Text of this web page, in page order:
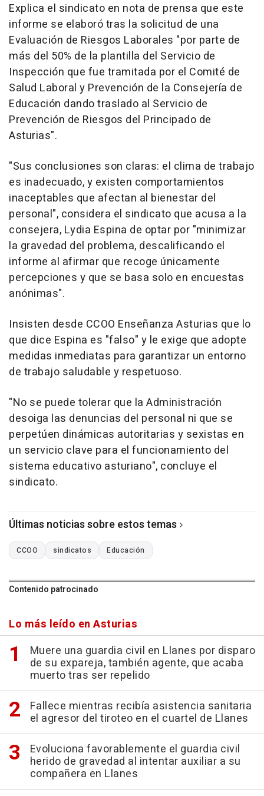
Explica el sindicato en nota de prensa que este
informe se elaboró tras la solicitud de una
Evaluación de Riesgos Laborales "por parte de
más del 50% de la plantilla del Servicio de
Inspección que fue tramitada por el Comité de
Salud Laboral y Prevención de la Consejería de
Educación dando traslado al Servicio de
Prevención de Riesgos del Principado de
Asturias".
"Sus conclusiones son claras: el clima de trabajo
es inadecuado, y existen comportamientos
inaceptables que afectan al bienestar del
personal", considera el sindicato que acusa a la
consejera, Lydia Espina de optar por "minimizar
la gravedad del problema, descalificando el
informe al afirmar que recoge únicamente
percepciones y que se basa solo en encuestas
anónimas".
Insisten desde CCOO Enseñanza Asturias que lo
que dice Espina es "falso" y le exige que adopte
medidas inmediatas para garantizar un entorno
de trabajo saludable y respetuoso.
"No se puede tolerar que la Administración
desoiga las denuncias del personal ni que se
perpetúen dinámicas autoritarias y sexistas en
un servicio clave para el funcionamiento del
sistema educativo asturiano", concluye el
sindicato.
Últimas noticias sobre estos temas
CCOO sindicatos Educación
Contenido patrocinado
Lo más leído en Asturias
Muere una guardia civil en Llanes por disparo
de su expareja, también agente, que acaba
muerto tras ser repelido
Fallece mientras recibía asistencia sanitaria
el agresor del tiroteo en el cuartel de Llanes
Evoluciona favorablemente el guardia civil
herido de gravedad al intentar auxiliar a su
compañera en Llanes